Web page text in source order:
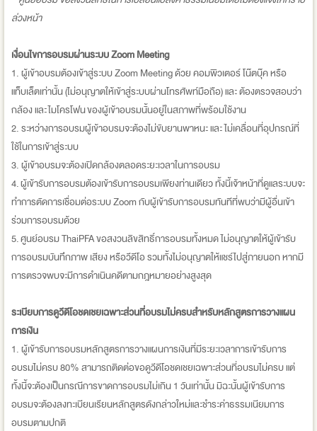
ล่วงหน้า
เงื่อนไขการอบรมผ่านระบบ Zoom Meeting
1. ผู้เข้าอบรมต้องเข้าสู่ระบบ Zoom Meeting ด้วย คอมพิวเตอร์ โน๊ตบุ๊ค หรือ
แท็บเล็ตเท่านั้น (ไม่อนุญาตให้เข้าสู่ระบบผ่านโทรศัพท์มือถือ) และ ต้องตรวจสอบว่า
กล้อง และ ไมโครโฟน ของผู้เข้าอบรมนั้นอยู่ในสภาพที่พร้อมใช้งาน
2. ระหว่างการอบรมผู้เข้าอบรมจะต้องไม่ขับยานพาหนะ และ ไม่เคลื่อนที่อุปกรณ์ที่
ใช้ในการเข้าสู่ระบบ
3. ผู้เข้าอบรมจะต้องเปิดกล้องตลอดระยะเวลาในการอบรม
4. ผู้เข้ารับการอบรมต้องเข้ารับการอบรมเพียงท่านเดียว ทั้งนี้เจ้าหน้าที่ดูแลระบบจะ
ทำการตัดการเชื่อมต่อระบบ Zoom กับผู้เข้ารับการอบรมทันทีที่พบว่ามีผู้อื่นเข้า
ร่วมการอบรมด้วย
5. ศูนย์อบรม ThaiPFA ขอสงวนลิขสิทธิ์การอบรมทั้งหมด ไม่อนุญาตให้ผู้เข้ารับ
การอบรมบันทึกภาพ เสียง หรือวีดีโอ รวมทั้งไม่อนุญาตให้แชร์ไปสู่ภายนอก หากมี
การตรวจพบจะมีการดำเนินคดีตามกฎหมายอย่างสูงสุด
ระเบียบการดูวีดีโอชดเชยเฉพาะส่วนที่อบรมไม่ครบสำหรับหลักสูตรการวางแผน
การเงิน
1. ผู้เข้ารับการอบรมหลักสูตรการวางแผนการเงินที่มีระยะเวลาการเข้ารับการ
อบรมไม่ครบ 80% สามารถติดต่อขอดูวีดีโอชดเชยเฉพาะส่วนที่อบรมไม่ครบ แต่
ทั้งนี้จะต้องเป็นกรณีการขาดการอบรมไม่เกิน 1 วันเท่านั้น มิฉะนั้นผู้เข้ารับการ
อบรมจะต้องลงทะเบียนเรียนหลักสูตรดังกล่าวใหม่และชำระค่าธรรมเนียมการ
อบรมตามปกติ